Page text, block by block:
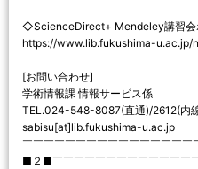
◇ScienceDirect+ Mendeley講習会
https://www.lib.fukushima-u.ac.jp/
[お問い合わせ]
学術情報課 情報サービス係
TEL.024-548-8087(直通)/2612(内
sabisu[at]lib.fukushima-u.ac.jp
￣￣￣￣￣￣￣￣￣￣￣￣￣￣￣
■２■￣￣￣￣￣￣￣￣￣￣￣￣￣